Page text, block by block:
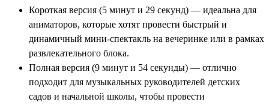
Короткая версия (5 минут и 29 секунд) — идеальна для
аниматоров, которые хотят провести быстрый и
динамичный мини-спектакль на вечеринке или в рамках
развлекательного блока.
Полная версия (9 минут и 54 секунды) — отлично
подходит для музыкальных руководителей детских
садов и начальной школы, чтобы провести